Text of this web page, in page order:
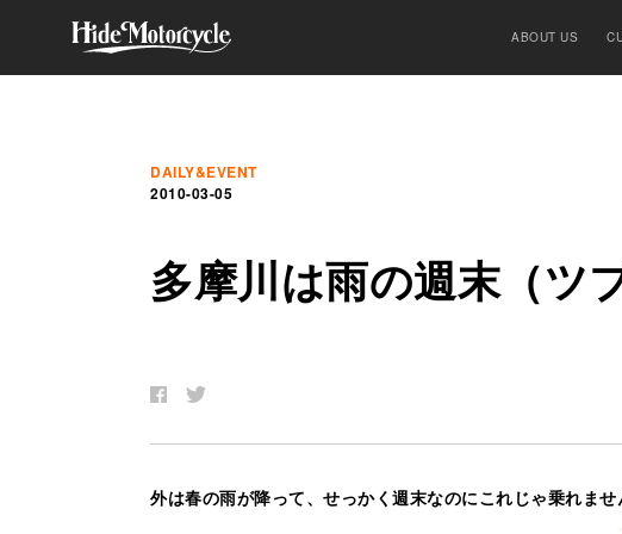
ABOUT US
DAILY&EVENT
2010-03-05
多摩川は雨の週末（ツ
外は春の雨が降って、せっかく週末なのにこれじゃ乗れませ